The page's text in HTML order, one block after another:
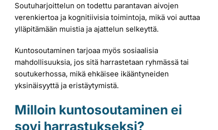
Soutuharjoittelun on todettu parantavan aivojen
verenkiertoa ja kognitiivisia toimintoja, mikä voi auttaa
ylläpitämään muistia ja ajattelun selkeyttä.
Kuntosoutaminen tarjoaa myös sosiaalisia
mahdollisuuksia, jos sitä harrastetaan ryhmässä tai
soutukerhossa, mikä ehkäisee ikääntyneiden
yksinäisyyttä ja eristäytymistä.
Milloin kuntosoutaminen ei
sovi harrastukseksi?